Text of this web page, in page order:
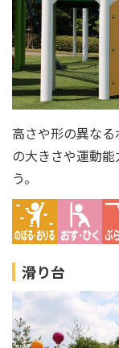
高さや形の異な
の大きさや運動
う。
滑り台